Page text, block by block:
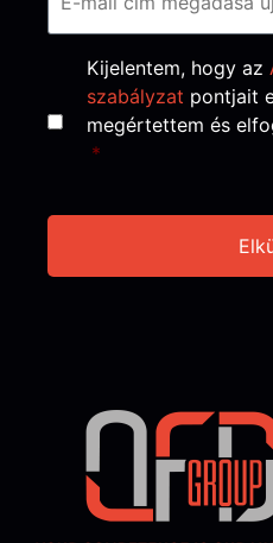
Consent *
Kijelentem, hogy az
szabályzat pontjait
megértettem és
*